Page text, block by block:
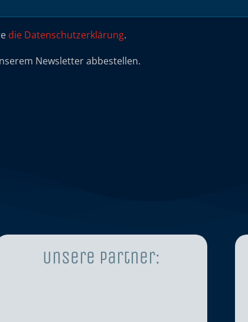
die Datenschutzerklärung.
Newsletter abbestellen.
Unsere Partner: